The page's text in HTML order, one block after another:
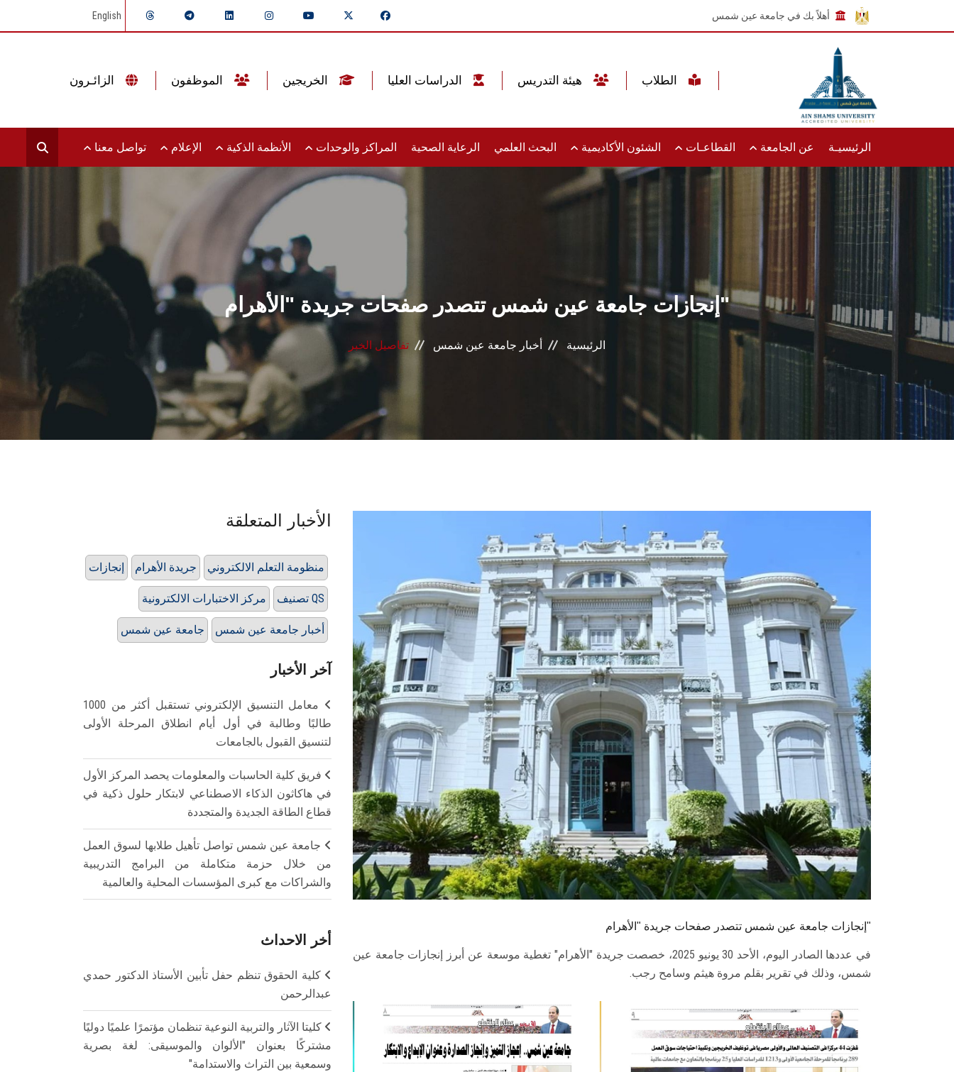
أهلاً بك في جامعة عين شمس English
الرئيسيـة عن الجامعة القطاعـات الشئون الأكاديمية البحث العلمي الرعاية الصحية المراكز والوحدات الأنظمة الذكية الإعلام تواصل معنا
إنجازات جامعة عين شمس تتصدر صفحات جريدة "الأهرام"
الرئيسية أخبار جامعة عين شمس تفاصيل الخبر
إنجازات جامعة عين شمس تتصدر صفحات جريدة "الأهرام"
في عددها الصادر اليوم، الأحد 30 يونيو 2025، خصصت جريدة "الأهرام" تغطية موسعة عن أبرز إنجازات جامعة عين
شمس، وذلك في تقرير بقلم مروة هيثم وسامح رجب.
الأخبار المتعلقة
إنجازات جريدة الأهرام منظومة التعلم الالكتروني
مركز الاختبارات الالكترونية تصنيف QS
جامعة عين شمس أخبار جامعة عين شمس
آخر الأخبار
معامل التنسيق الإلكتروني تستقبل أكثر من 1000
طالبًا وطالبة في أول أيام انطلاق المرحلة الأولى
لتنسيق القبول بالجامعات
فريق كلية الحاسبات والمعلومات يحصد المركز الأول
في هاكاثون الذكاء الاصطناعي لابتكار حلول ذكية في
قطاع الطاقة الجديدة والمتجددة
جامعة عين شمس تواصل تأهيل طلابها لسوق العمل
من خلال حزمة متكاملة من البرامج التدريبية
والشراكات مع كبرى المؤسسات المحلية والعالمية
أخر الاحداث
كلية الحقوق تنظم حفل تأبين الأستاذ الدكتور حمدي
عبدالرحمن
كليتا الآثار والتربية النوعية تنظمان مؤتمرًا علميًا دوليًا
مشتركًا بعنوان "الألوان والموسيقى: لغة بصرية
وسمعية بين التراث والاستدامة"